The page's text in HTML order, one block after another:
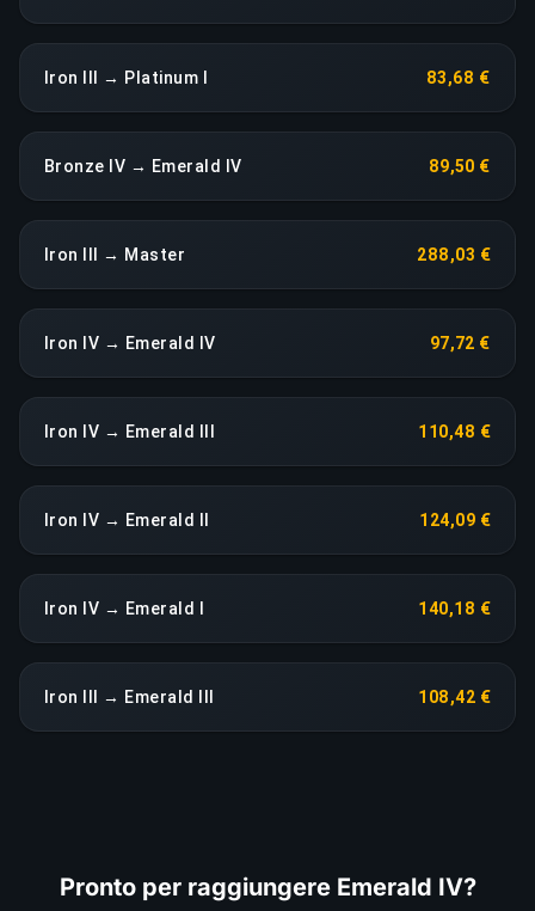
Iron III → Platinum I 83,68 €
Bronze IV → Emerald IV 89,50 €
Iron III → Master 288,03 €
Iron IV → Emerald IV 97,72 €
Iron IV → Emerald III 110,48 €
Iron IV → Emerald II 124,09 €
Iron IV → Emerald I 140,18 €
Iron III → Emerald III 108,42 €
Pronto per raggiungere Emerald IV?